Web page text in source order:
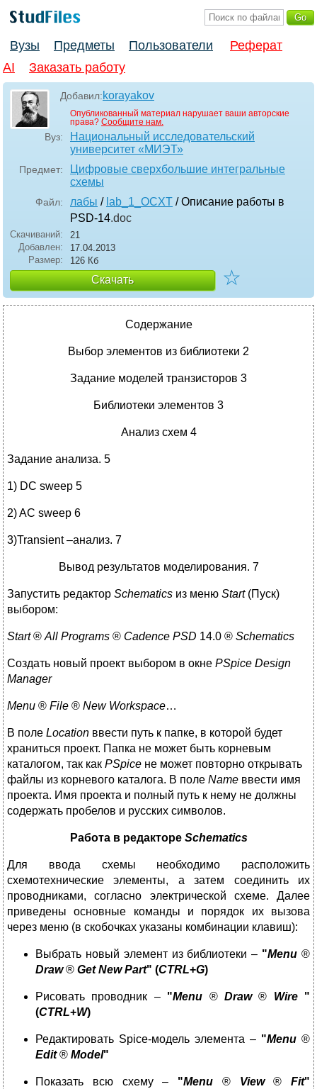
Вузы Предметы Пользователи
Реферат
AI
Заказать работу
Добавил:korayakov
Опубликованный материал нарушает ваши авторские
права? Сообщите нам.
Вуз:
Национальный исследовательский
университет «МИЭТ»
Предмет:
Цифровые сверхбольшие интегральные
схемы
Файл: лабы / lab_1_OCXT / Описание работы в
PSD-14.doc
Скачиваний:
21
Добавлен:
17.04.2013
Размер:
126 Кб
Скачать ☆
Содержание
Выбор элементов из библиотеки 2
Задание моделей транзисторов 3
Библиотеки элементов 3
Анализ схем 4
Задание анализа. 5
1) DC sweep 5
2) AC sweep 6
3)Transient –анализ. 7
Вывод результатов моделирования. 7
Запустить редактор Schematics из меню Start(Пуск)
выбором:
Start® All Programs ® Cadence PSD 14.0 ® Schematics
Создать новый проект выбором в окне PSpice Design
Manager
Menu ® File ® New Workspace…
В поле Location ввести путь к папке, в которой будет
храниться проект. Папка не может быть корневым
каталогом, так как PSpice не может повторно открывать
файлы из корневого каталога. В поле Name ввести имя
проекта. Имя проекта и полный путь к нему не должны
содержать пробелов и русских символов.
Работа в редакторе Schematics
Для ввода схемы необходимо расположить
схемотехнические элементы, а затем соединить их
проводниками, согласно электрической схеме. Далее
приведены основные команды и порядок их вызова
через меню (в скобочках указаны комбинации клавиш):
Выбрать новый элемент из библиотеки – "Menu ®
Draw ® Get New Part" (CTRL+G)
Рисовать проводник – "Menu ® Draw ® Wire"
(CTRL+W)
Редактировать Spice-модель элемента ­– "Menu ®
Edit ® Model"
Показать всю схему – "Menu ® View ® Fit"